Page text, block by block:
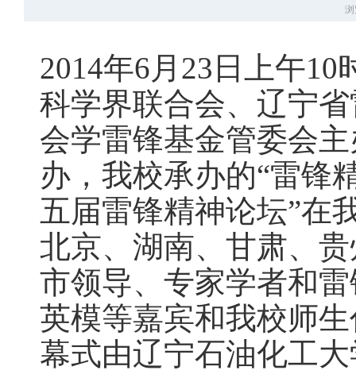
浏
2014年6月23日上午
科学界联合会、辽宁
会学雷锋基金管委会
办，我校承办的“雷
五届雷锋精神论坛”在
北京、湖南、甘肃、
市领导、专家学者和
英模等嘉宾和我校师
幕式由辽宁石油化工